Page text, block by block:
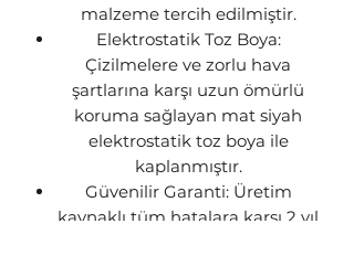
malzeme tercih edilmiştir.
Elektrostatik Toz Boya:
Çizilmelere ve zorlu hava
şartlarına karşı uzun ömürlü
koruma sağlayan mat siyah
elektrostatik toz boya ile
kaplanmıştır.
Güvenilir Garanti: Üretim
kaynaklı tüm hatalara karşı 2 yıl